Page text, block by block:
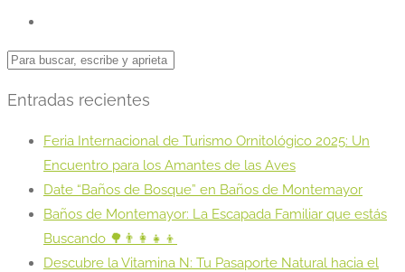
Entradas recientes
Feria Internacional de Turismo Ornitológico 2025: Un
Encuentro para los Amantes de las Aves
Date “Baños de Bosque” en Baños de Montemayor
Baños de Montemayor: La Escapada Familiar que estás
Buscando 🌳👨‍👩‍👧‍👦
Descubre la Vitamina N: Tu Pasaporte Natural hacia el